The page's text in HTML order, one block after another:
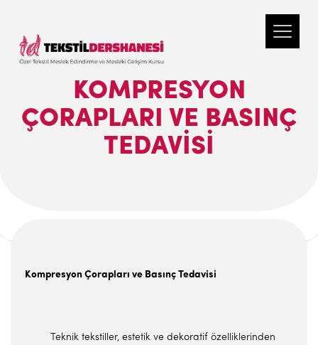
KOMPRESYON
ÇORAPLARI VE BASINÇ
TEDAVISI
Kompresyon Çorapları ve Basınç Tedavisi
Teknik tekstiller, estetik ve dekoratif özelliklerinden